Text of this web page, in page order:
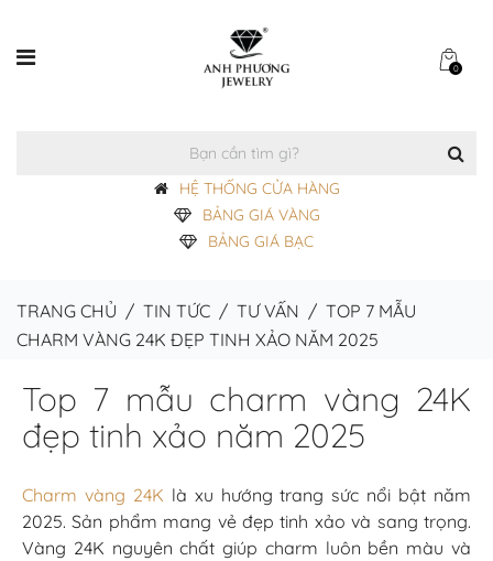
0
HỆ THỐNG CỬA HÀNG
BẢNG GIÁ VÀNG
BẢNG GIÁ BẠC
TRANG CHỦ / TIN TỨC / TƯ VẤN / TOP 7 MẪU
CHARM VÀNG 24K ĐẸP TINH XẢO NĂM 2025
Top 7 mẫu charm vàng 24K
đẹp tinh xảo năm 2025
Charm vàng 24K là xu hướng trang sức nổi bật năm
2025. Sản phẩm mang vẻ đẹp tinh xảo và sang trọng.
Vàng 24K nguyên chất giúp charm luôn bền màu và